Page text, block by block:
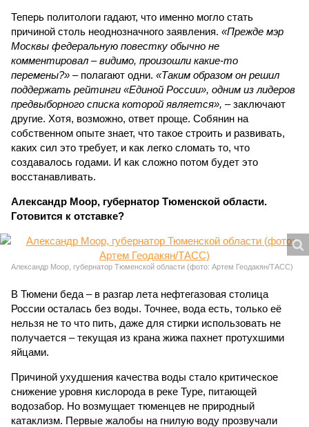
Теперь политологи гадают, что именно могло стать
причиной столь неоднозначного заявления. «Прежде мэр
Москвы федеральную повестку обычно не
комментировал – видимо, произошли какие-то
перемены?» – полагают одни. «Таким образом он решил
поддержать рейтинги «Единой России», одним из лидеров
предвыборного списка которой является», – заключают
другие. Хотя, возможно, ответ проще. Собянин на
собственном опыте знает, что такое строить и развивать,
каких сил это требует, и как легко сломать то, что
создавалось годами. И как сложно потом будет это
восстанавливать.
Александр Моор, губернатор Тюменской области.
Готовится к отставке?
Александр Моор, губернатор Тюменской области (фото: Артем Геодакян/ТАСС)
В Тюмени беда – в разгар лета нефтегазовая столица
России осталась без воды. Точнее, вода есть, только её
нельзя не то что пить, даже для стирки использовать не
получается – текущая из крана жижа пахнет протухшими
яйцами.
Причиной ухудшения качества воды стало критическое
снижение уровня кислорода в реке Туре, питающей
водозабор. Но возмущает тюменцев не природный
катаклизм. Первые жалобы на гнилую воду прозвучали